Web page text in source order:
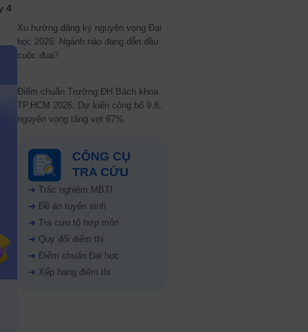
4
Xu hướng đăng ký nguyện vọng Đại
học 2026: Ngành nào đang dẫn đầu
cuộc đua?
Điểm chuẩn Trường ĐH Bách khoa
TP.HCM 2026: Dự kiến công bố 9.8,
nguyện vọng tăng vọt 67%
CÔNG CỤ
TRA CỨU
➜ Trắc nghiệm MBTI
➜ Đề án tuyển sinh
➜ Tra cứu tổ hợp môn
➜ Quy đổi điểm thi
➜ Điểm chuẩn Đại học
➜ Xếp hạng điểm thi